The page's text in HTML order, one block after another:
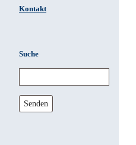
Kontakt
Suche
Senden